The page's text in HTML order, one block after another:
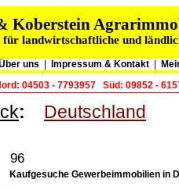
Koberstein
landwirtschaftliche und
uns Impressum & Kontakt
04503 - 7793957 Süd: 09852 -
: Deutschland
96
Kaufgesuche Gewerbeimmobilien in